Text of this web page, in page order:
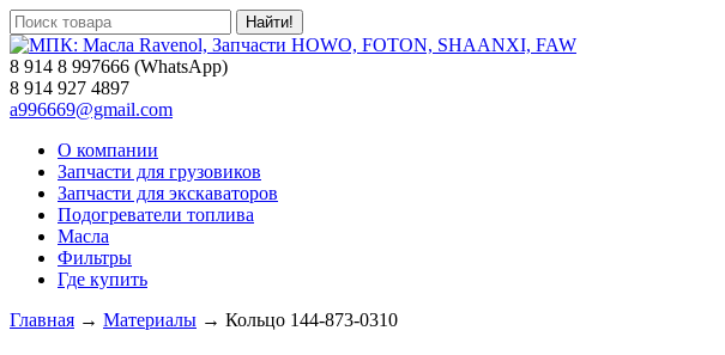
8 914 8 997666 (WhatsApp)
8 914 927 4897
a996669@gmail.com
О компании
Запчасти для грузовиков
Запчасти для экскаваторов
Подогреватели топлива
Масла
Фильтры
Где купить
Главная → Материалы → Кольцо 144-873-0310